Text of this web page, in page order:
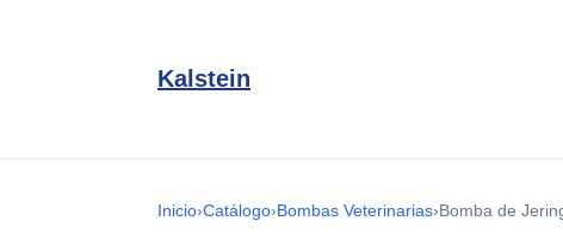
Kalstein
Inicio›Catálogo›Bombas Veterinarias›Bomba de